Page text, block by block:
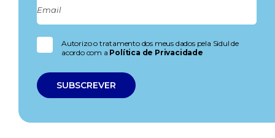
Autorizo o tratamento dos meus dados pela Sidul de
acordo com a Política de Privacidade